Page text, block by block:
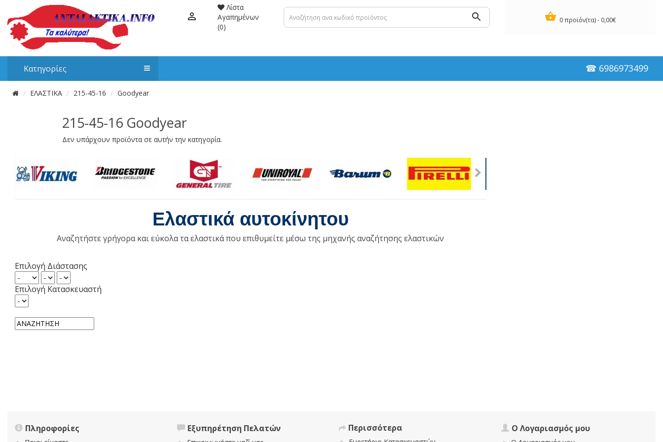
Λίστα
Αγαπημένων
(0)
0 προϊόν(τα) - 0,00€
Κατηγορίες ☎ 6986973499
ΕΛΑΣΤΙΚΑ 215-45-16 Goodyear
215-45-16 Goodyear
Δεν υπάρχουν προϊόντα σε αυτήν την κατηγορία.
Ελαστικά αυτοκίνητου
Αναζητήστε γρήγορα και εύκολα τα ελαστικά που επιθυμείτε μέσω της μηχανής αναζήτησης ελαστικών
Επιλογή Διάστασης
Επιλογή Κατασκευαστή
Πληροφορίες Εξυπηρέτηση Πελατών Περισσότερα Ο Λογαριασμός μου